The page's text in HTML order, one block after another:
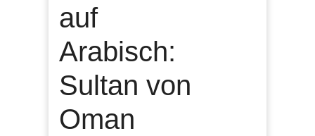
auf
Arabisch:
Sultan von
Oman